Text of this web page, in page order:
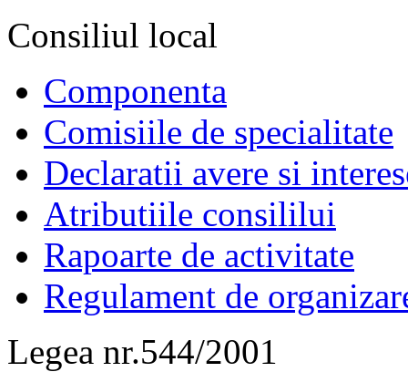
Consiliul local
Componenta
Comisiile de specialitate
Declaratii avere si
Atributiile consililui
Rapoarte de activitate
Regulament de
Legea nr.544/2001